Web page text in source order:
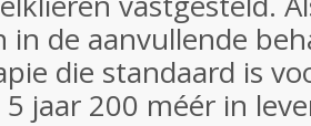
in de aanvullende
die standaard is
jaar 200 méér in